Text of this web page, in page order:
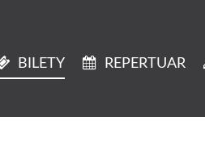
BILETY REPERTUAR